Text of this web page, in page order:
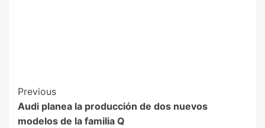
Previous
Audi planea la producción de dos nuevos
modelos de la familia Q